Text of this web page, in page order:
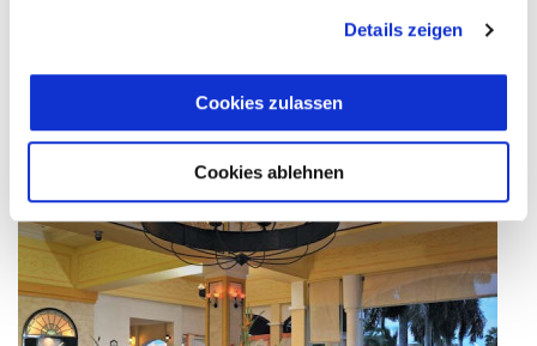
Details zeigen
Cookies zulassen
Cookies ablehnen
Eindrücke Ihrer Reise